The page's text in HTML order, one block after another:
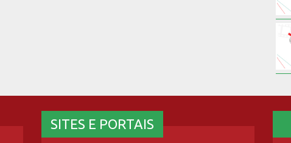
SITES E PORTAIS